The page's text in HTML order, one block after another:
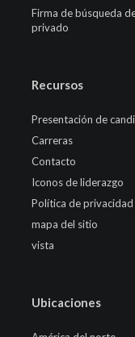
Firma de búsqueda
privado
Recursos
Presentación de
Carreras
Contacto
Iconos de liderazgo
Política de privacidad
mapa del sitio
vista
Ubicaciones